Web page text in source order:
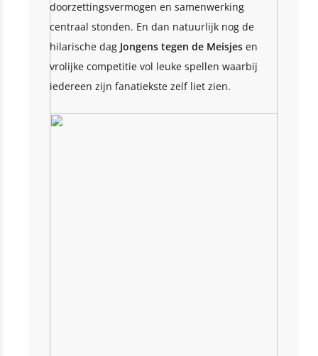
doorzettingsvermogen en samenwerking
centraal stonden. En dan natuurlijk nog de
hilarische dag Jongens tegen de Meisjes en
vrolijke competitie vol leuke spellen waarbij
iedereen zijn fanatiekste zelf liet zien.